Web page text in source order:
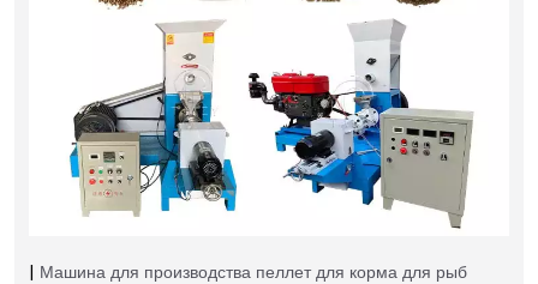
Машина для производства пеллет для корма для рыб